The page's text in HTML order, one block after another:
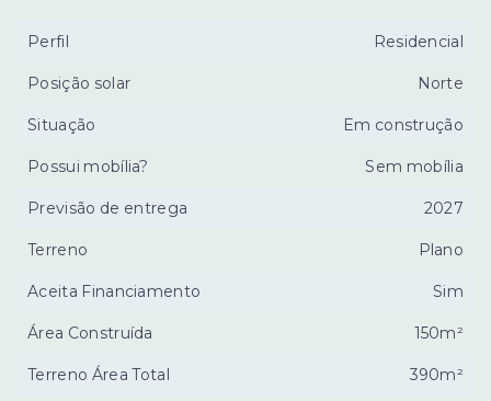
Perfil Residencial
Posição solar Norte
Situação Em construção
Possui mobília? Sem mobília
Previsão de entrega 2027
Terreno Plano
Aceita Financiamento Sim
Área Construída 150m²
Terreno Área Total 390m²